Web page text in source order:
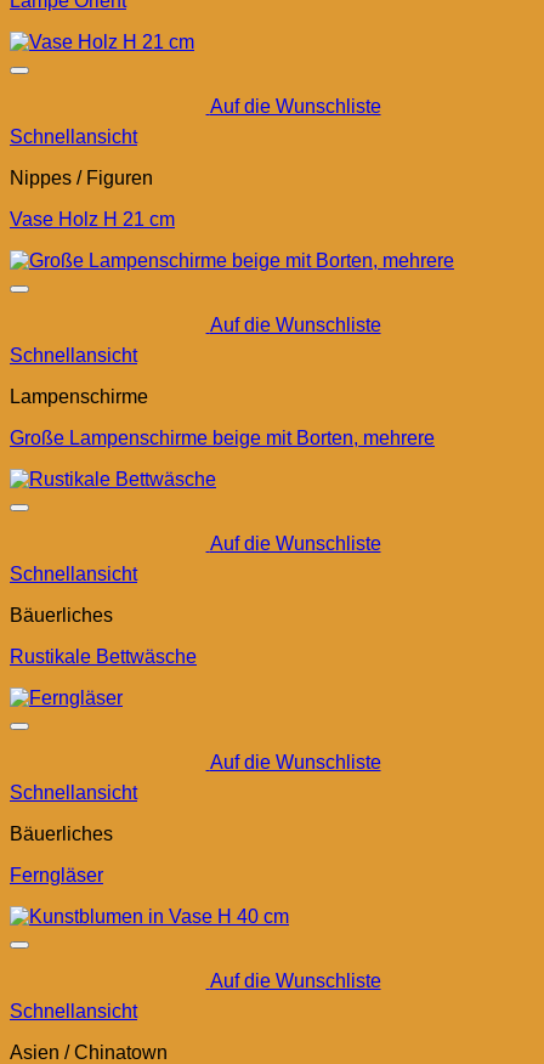
Auf die Wunschliste
Schnellansicht
Nippes / Figuren
Vase Holz H 21 cm
Auf die Wunschliste
Schnellansicht
Lampenschirme
Große Lampenschirme beige mit Borten, mehrere
Auf die Wunschliste
Schnellansicht
Bäuerliches
Rustikale Bettwäsche
Auf die Wunschliste
Schnellansicht
Bäuerliches
Ferngläser
Auf die Wunschliste
Schnellansicht
Asien / Chinatown